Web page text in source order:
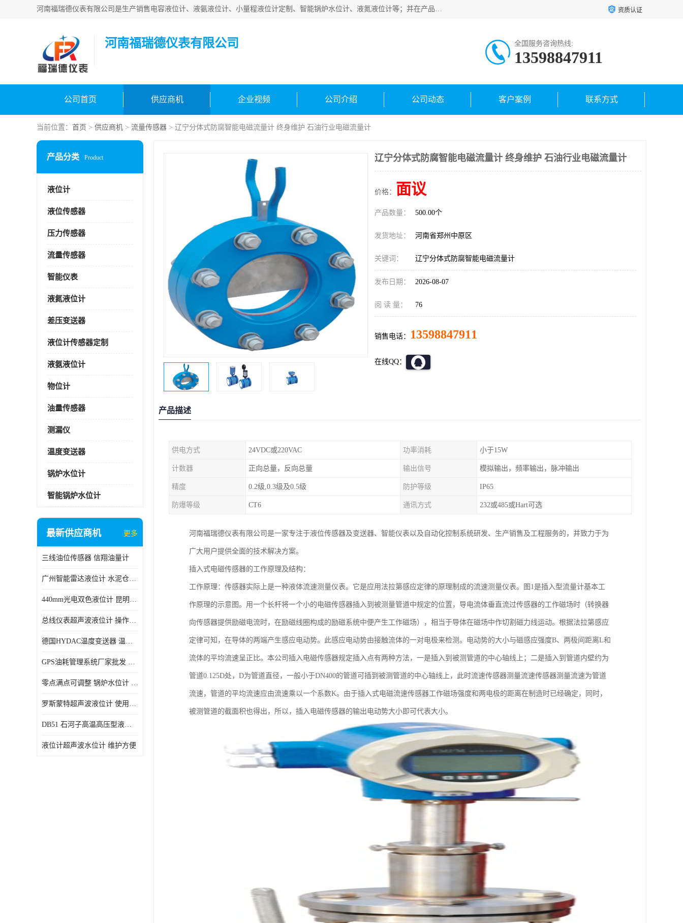
河南福瑞德仪表有限公司是生产销售电容液位计、液氨液位计、小量程液位计定制、智能锅炉水位计、液氮液位计等；并在产品开发、研制的过程中，吸取国内外仪器仪表的技术精华，建立了一支高、精、尖的科研开发队伍，使产品性能不断升级。 资质认证
河南福瑞德仪表有限公司 全国服务咨询热线:
13598847911
公司首页 供应商机 企业视频 公司介绍 公司动态 客户案例 联系方式
当前位置： 首页 > 供应商机 > 流量传感器 > 辽宁分体式防腐智能电磁流量计 终身维护 石油行业电磁流量计
产品分类 Product
液位计
液位传感器
压力传感器
流量传感器
智能仪表
液氮液位计
差压变送器
液位计传感器定制
液氨液位计
物位计
油量传感器
测漏仪
温度变送器
锅炉水位计
智能锅炉水位计
最新供应商机 更多
三线油位传感器 信翔油量计
广州智能雷达液位计 水泥仓料位
440mm光电双色液位计 昆明锅炉汽包用光电液位计
总线仪表超声波液位计 操作简单
德国HYDAC温度变送器 温度变送器工作原理 市场性价比优
GPS油耗管理系统厂家批发 CR-606 汽车油位传感器故障
零点满点可调整 锅炉水位计 太原智能锅炉汽包液位计生产厂家
罗斯蒙特超声波液位计 使用寿命长
DB51 石河子高温高压型液位变送器 性能稳定
液位计超声波水位计 维护方便
辽宁分体式防腐智能电磁流量计 终身维护 石油行业电磁流量计
价格： 面议
产品数量： 500.00个
发货地址： 河南省郑州中原区
关键词： 辽宁分体式防腐智能电磁流量计
发布日期： 2026-08-07
阅 读 量： 76
销售电话： 13598847911
在线QQ：
产品描述
供电方式 24VDC或220VAC 功率消耗 小于15W
计数器 正向总量，反向总量 输出信号 模拟输出，频率输出，脉冲输出
精度 0.2级,0.3级及0.5级 防护等级 IP65
防爆等级 CT6 通讯方式 232或485或Hart可选
河南福瑞德仪表有限公司是一家专注于液位传感器及变送器、智能仪表以及自动化控制系统研发、生产销售及工程服务的，并致力于为
广大用户提供全面的技术解决方案。
插入式电磁传感器的工作原理及结构：
工作原理：传感器实际上是一种液体流速测量仪表。它是应用法拉第感应定律的原理制成的流速测量仪表。图1是插入型流量计基本工
作原理的示意图。用一个长杆将一个小的电磁传感器插入到被测量管道中规定的位置，导电流体垂直流过传感器的工作磁场时（转换器
向传感器提供励磁电流时，在励磁线圈构成的励磁系统中便产生工作磁场），相当于导体在磁场中作切割磁力线运动。根据法拉第感应
定律可知，在导体的两端产生感应电动势。此感应电动势由接触流体的一对电极来检测。电动势的大小与磁感应强度B、两极间距离L和
流体的平均流速呈正比。本公司插入电磁传感器规定插入点有两种方法，一是插入到被测管道的中心轴线上；二是插入到管道内壁约为
管道0.125D处，D为管道直径，一般小于DN400的管道可插到被测管道的中心轴线上，此时流速传感器测量流速传感器测量流速为管道
流速，管道的平均流速应由流速乘以一个系数K。由于插入式电磁流速传感器工作磁场强度和两电极的距离在制造时已经确定，同时，
被测管道的截面积也得出，所以，插入电磁传感器的输出电动势大小即可代表大小。